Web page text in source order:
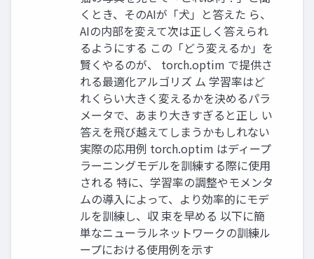
くとき、そのAIが「犬」と答えた ら、
AIの内部を変えて次は正しく答えられ
るようにする この「どう変えるか」を
賢くやるのが、 torch.optim で提供さ
れる最適化アルゴリズ ム 学習率はど
れくらい大きく変えるかを決めるパラ
メータで、あまり大きすぎると正し い
答えを飛び越えてしまうかもしれない
実際の応用例 torch.optim はディープ
ラーニングモデルを訓練する際に使用
される 特に、学習率の調整やモメンタ
ムの導入によって、より効率的にモデ
ルを訓練し、収 束を早める 以下に簡
単なニューラルネットワークの訓練ル
ープにおける使用例を示す